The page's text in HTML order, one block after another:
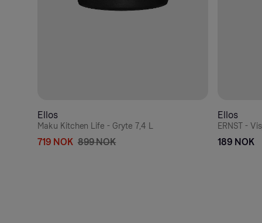
Ellos
Maku Kitchen Life - Gryte 7,4 L
719 NOK 899 NOK
Ellos
ERNST -
189 NOK